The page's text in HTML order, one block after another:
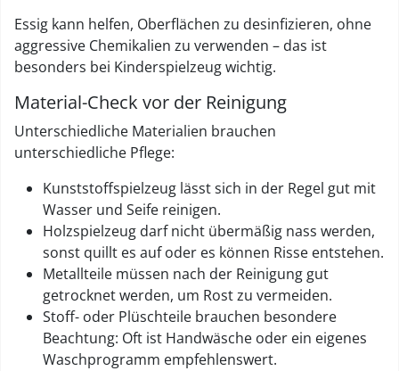
Essig kann helfen, Oberflächen zu desinfizieren, ohne
aggressive Chemikalien zu verwenden – das ist
besonders bei Kinderspielzeug wichtig.
Material-Check vor der Reinigung
Unterschiedliche Materialien brauchen
unterschiedliche Pflege:
Kunststoffspielzeug lässt sich in der Regel gut mit
Wasser und Seife reinigen.
Holzspielzeug darf nicht übermäßig nass werden,
sonst quillt es auf oder es können Risse entstehen.
Metallteile müssen nach der Reinigung gut
getrocknet werden, um Rost zu vermeiden.
Stoff- oder Plüschteile brauchen besondere
Beachtung: Oft ist Handwäsche oder ein eigenes
Waschprogramm empfehlenswert.